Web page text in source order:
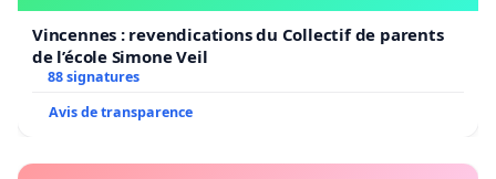
Vincennes : revendications du Collectif de parents
de l’école Simone Veil
88 signatures
Avis de transparence